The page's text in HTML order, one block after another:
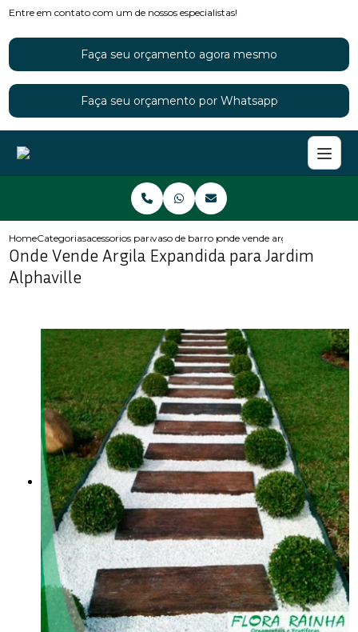
Entre em contato com um de nossos especialistas!
Faça seu orçamento agora mesmo
Faça seu orçamento por Whatsapp
HomeCategoriasacessorios para jardinsvaso de barro para jardimonde vende argila expandida
Onde Vende Argila Expandida para Jardim
Alphaville